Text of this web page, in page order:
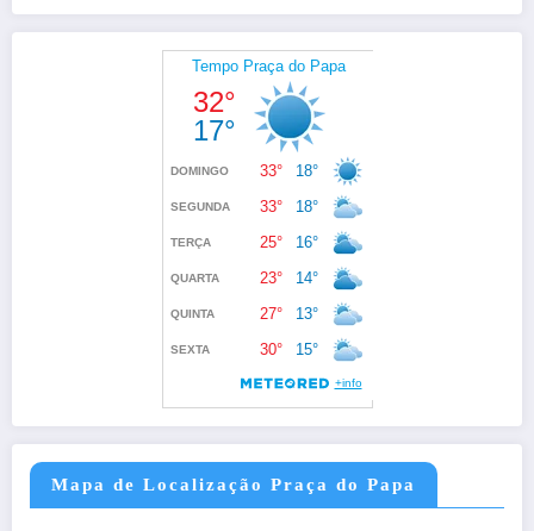
Mapa de Localização Praça do Papa